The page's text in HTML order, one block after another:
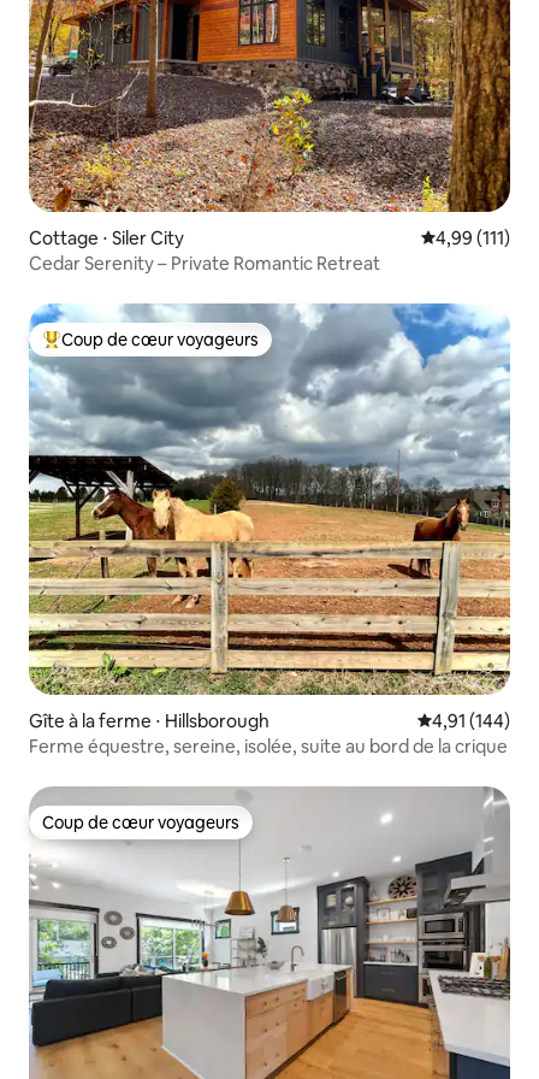
Cottage ⋅ Siler City Évaluation
4,99 (111)
Cedar Serenity – Private Romantic Retreat
Coups de cœur voyageurs les plus appréciés
Coup de cœur voyageurs
Gîte à la ferme ⋅ Hillsborough Évaluation
4,91 (144)
Ferme équestre, sereine, isolée, suite au bord de la crique
Coup de cœur voyageurs
Coup de cœur voyageurs